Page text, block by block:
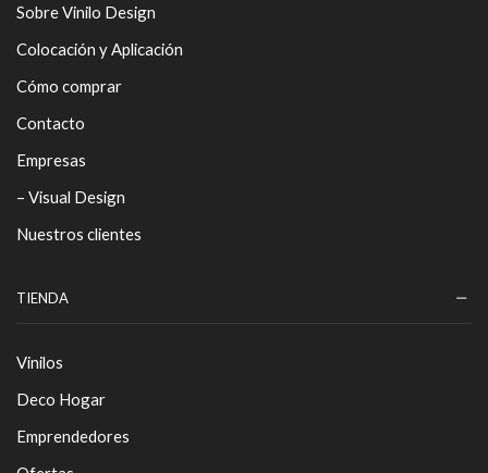
Sobre Vinilo Design
Colocación y Aplicación
Cómo comprar
Contacto
Empresas
– Visual Design
Nuestros clientes
TIENDA
Vinilos
Deco Hogar
Emprendedores